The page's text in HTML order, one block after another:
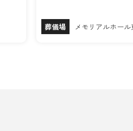
葬儀場 メモリアルホー